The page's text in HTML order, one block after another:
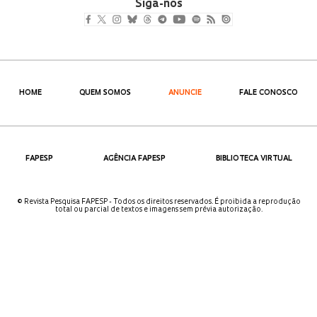
Siga-nos
HOME QUEM SOMOS ANUNCIE FALE CONOSCO
FAPESP AGÊNCIA FAPESP BIBLIOTECA VIRTUAL
© Revista Pesquisa FAPESP - Todos os direitos reservados. É proibida a reprodução
total ou parcial de textos e imagens sem prévia autorização.